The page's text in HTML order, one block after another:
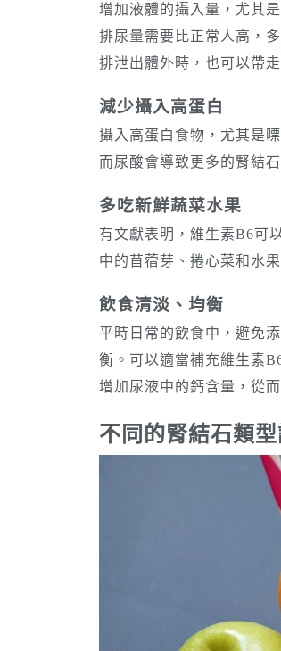
增加液體的攝入量，尤其
排尿量需要比正常人高，
排泄出體外時，也可以帶
減少攝入高蛋白
攝入高蛋白食物，尤其是
而尿酸會導致更多的腎結
多吃新鮮蔬菜水果
有文獻表明，維生素B6可
中的苜蓿芽、捲心菜和水
飲食清淡、均衡
平時日常的飲食中，避免
衡。可以適當補充維生素
增加尿液中的鈣含量，從
不同的腎結石類型